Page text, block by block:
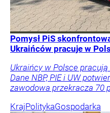
Pomysł PiS
Ukraińców pracuje w
Ukraińcy w Polsce
Dane NBP, PIE i UW
zawodowa przekracza 70
KrajPolitykaGospodarka